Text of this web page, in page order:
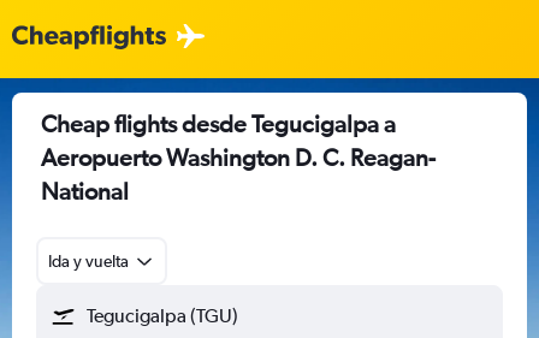
Cheap flights desde Tegucigalpa a
Aeropuerto Washington D. C. Reagan-
National
Ida y vuelta
Tegucigalpa (TGU)